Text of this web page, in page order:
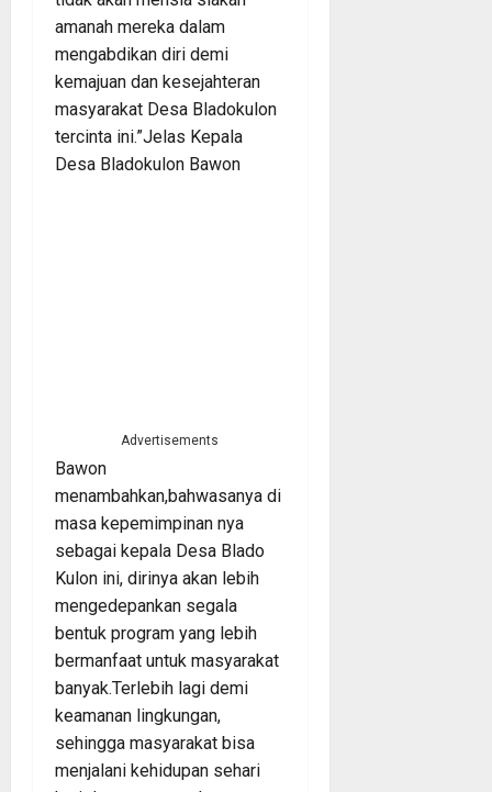
amanah mereka dalam
mengabdikan diri demi
kemajuan dan kesejahteran
masyarakat Desa Bladokulon
tercinta ini.”Jelas Kepala
Desa Bladokulon Bawon
Advertisements
Bawon
menambahkan,bahwasanya di
masa kepemimpinan nya
sebagai kepala Desa Blado
Kulon ini, dirinya akan lebih
mengedepankan segala
bentuk program yang lebih
bermanfaat untuk masyarakat
banyak.Terlebih lagi demi
keamanan lingkungan,
sehingga masyarakat bisa
menjalani kehidupan sehari